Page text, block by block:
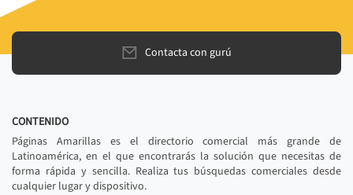
Contacta con gurú
CONTENIDO
Páginas Amarillas es el directorio comercial más grande de
Latinoamérica, en el que encontrarás la solución que necesitas de
forma rápida y sencilla. Realiza tus búsquedas comerciales desde
cualquier lugar y dispositivo.